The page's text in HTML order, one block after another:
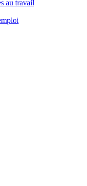
au travail